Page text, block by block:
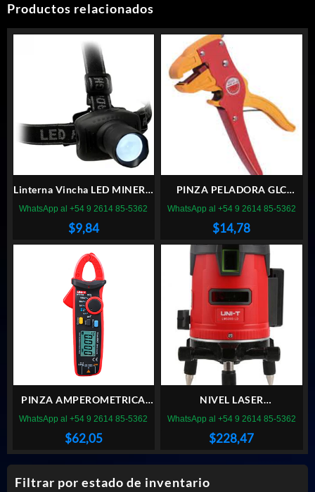
Filtrar por estado de inventario
Productos relacionados
Linterna Vincha LED MINERO
CON FOCO REGULABLE
$9,84
WhatsApp al +54 9 2614 85-5362
PINZA PELADORA GLC
AJUSTABLE P/CABLES 0.5 A
$14,78
WhatsApp al +54 9 2614 85-5362
PINZA AMPEROMETRICA
UT210E UNI-T
$62,05
WhatsApp al +54 9 2614 85-5362
NIVEL LASER
AUTONIVELANTE CRUZ
$228,47
WhatsApp al +54 9 2614 85-5362